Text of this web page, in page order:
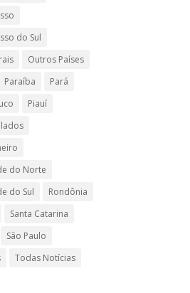
do Sul
Outros Países
Paraíba
Pará
Piauí
do Norte
do Sul
Rondônia
Santa Catarina
São Paulo
Todas Notícias